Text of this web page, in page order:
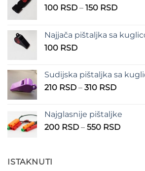
100 RSD – 150 RSDRaspon
100
Najjača pištaljka sa
100 RSD
Sudijska pištaljka sa
210 RSD – 310 RSDRaspon
210 RSD
do
Najglasnije pištaljke
200 RSD – 550 RSDRaspon
ISTAKNUTI